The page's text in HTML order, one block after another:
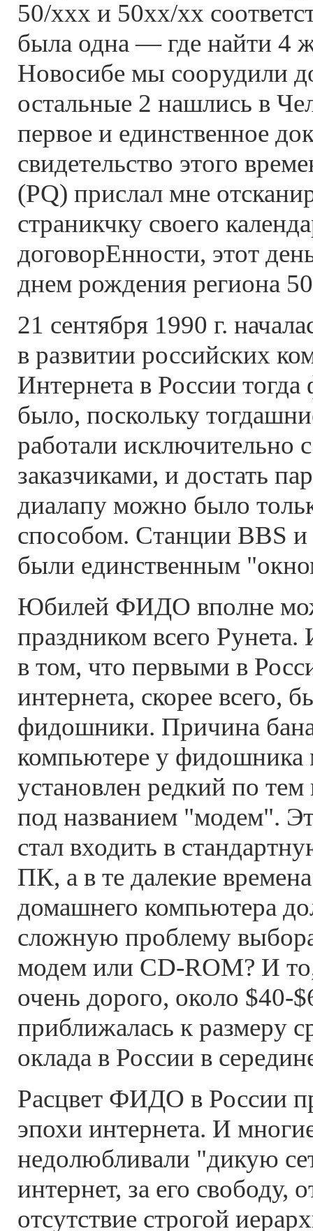
50/xxx и 50xx/xx
была одна — где найти 4
Новосибе мы соорудили
остальные 2 нашлись в
первое и единственное
свидетельство этого
(PQ) прислал мне
страникчку своего
договорЕнности, этот
днем рождения региона
21 сентября 1990 г.
в развитии российских
Интернета в России тогда
было, поскольку
работали исключительно
заказчиками, и достать
диалапу можно было
способом. Станции BBS и
были единственным
Юбилей ФИДО вполне
праздником всего
в том, что первыми в
интернета, скорее всего,
фидошники. Причина
компьютере у фидошника
установлен редкий по
под названием "модем".
стал входить в
ПК, а в те далекие
домашнего компьютера
сложную проблему
модем или CD-ROM? И
очень дорого, около $40-
приближалась к размеру
оклада в России в
Расцвет ФИДО в России
эпохи интернета. И
недолюбливали "дикую
интернет, за его свободу,
отсутствие строгой